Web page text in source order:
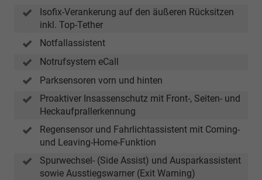
Isofix-Verankerung auf den äußeren Rücksitzen
inkl. Top-Tether
Notfallassistent
Notrufsystem eCall
Parksensoren vorn und hinten
Proaktiver Insassenschutz mit Front-, Seiten- und
Heckaufprallerkennung
Regensensor und Fahrlichtassistent mit Coming-
und Leaving-Home-Funktion
Spurwechsel- (Side Assist) und Ausparkassistent
sowie Ausstiegswarner (Exit Warning)